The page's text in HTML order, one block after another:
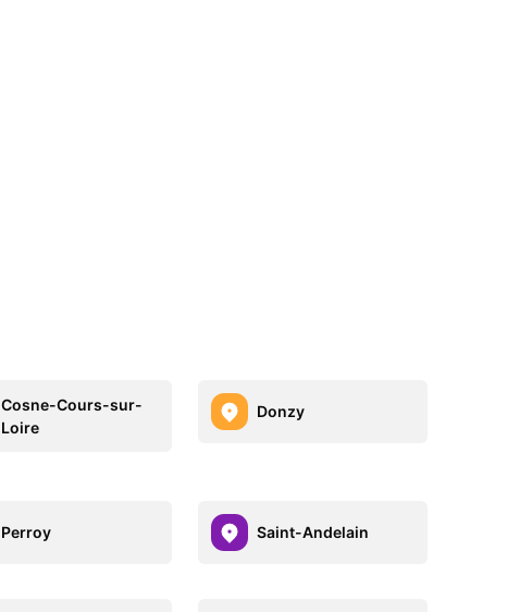
Cosne-Cours-sur-
Loire
Donzy
Perroy Saint-Andelain